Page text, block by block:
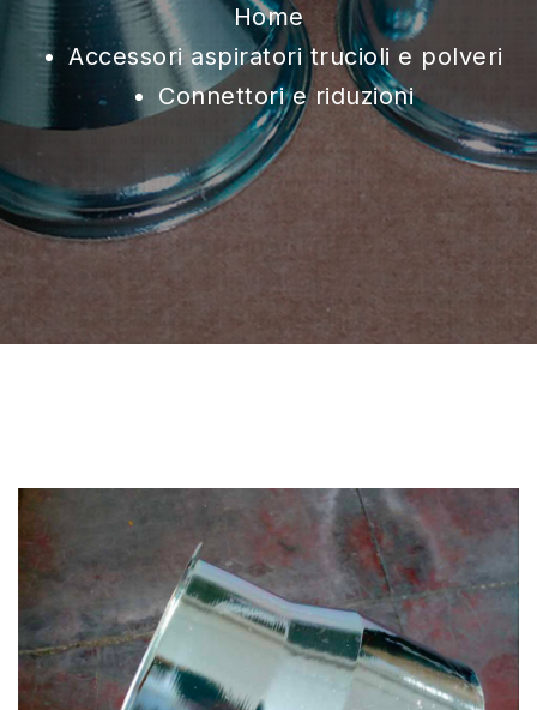
Home
Accessori aspiratori trucioli e polveri
Connettori e riduzioni